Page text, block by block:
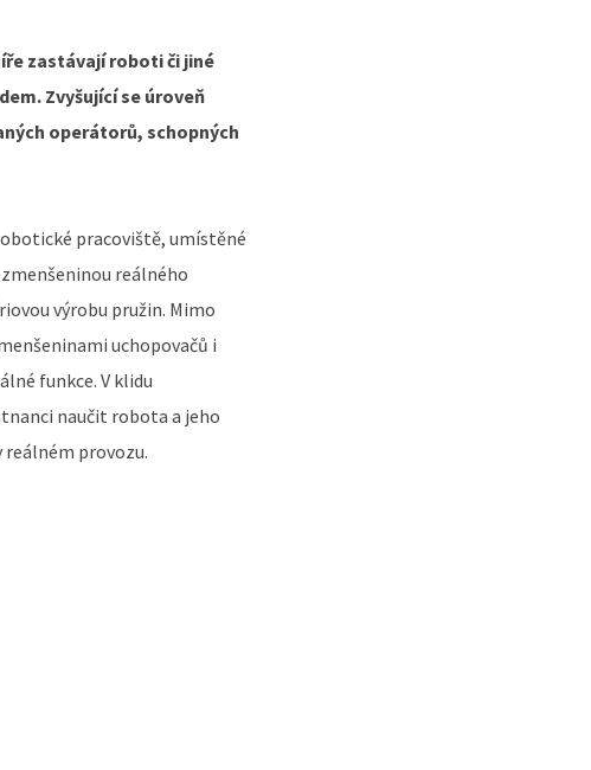
zastávají roboti či jiné
Zvyšující se úroveň
operátorů, schopných
pracoviště, umístěné
reálného
výrobu pružin. Mimo
uchopovačů i
funkce. V klidu
naučit robota a jeho
provozu.